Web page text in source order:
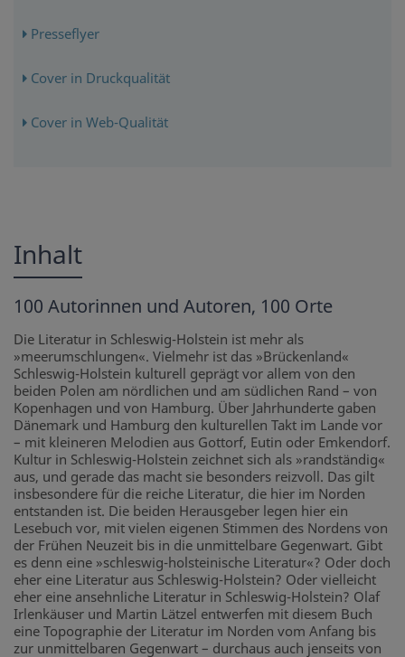
Presseflyer
Cover in Druckqualität
Cover in Web-Qualität
Inhalt
100 Autorinnen und Autoren, 100 Orte
Die Literatur in Schleswig-Holstein ist mehr als
»meerumschlungen«. Vielmehr ist das »Brückenland«
Schleswig-Holstein kulturell geprägt vor allem von den
beiden Polen am nördlichen und am südlichen Rand – von
Kopenhagen und von Hamburg. Über Jahrhunderte gaben
Dänemark und Hamburg den kulturellen Takt im Lande vor
– mit kleineren Melodien aus Gottorf, Eutin oder Emkendorf.
Kultur in Schleswig-Holstein zeichnet sich als »randständig«
aus, und gerade das macht sie besonders reizvoll. Das gilt
insbesondere für die reiche Literatur, die hier im Norden
entstanden ist. Die beiden Herausgeber legen hier ein
Lesebuch vor, mit vielen eigenen Stimmen des Nordens von
der Frühen Neuzeit bis in die unmittelbare Gegenwart. Gibt
es denn eine »schleswig-holsteinische Literatur«? Oder doch
eher eine Literatur aus Schleswig-Holstein? Oder vielleicht
eher eine ansehnliche Literatur in Schleswig-Holstein? Olaf
Irlenkäuser und Martin Lätzel entwerfen mit diesem Buch
eine Topographie der Literatur im Norden vom Anfang bis
zur unmittelbaren Gegenwart – durchaus auch jenseits von